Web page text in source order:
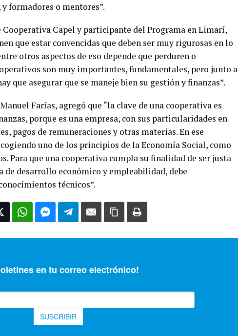
formadores o mentores”.
Cooperativa Capel y participante del Programa en Limarí,
que estar convencidas que deben ser muy rigurosas en lo
otros aspectos de eso depende que perduren o
son muy importantes, fundamentales, pero junto a
que asegurar que se maneje bien su gestión y finanzas”.
Farías, agregó que “la clave de una cooperativa es
porque es una empresa, con sus particularidades en
pagos de remuneraciones y otras materias. En ese
uno de los principios de la Economía Social, como
Para que una cooperativa cumpla su finalidad de ser justa
de desarrollo económico y empleabilidad, debe
técnicos”.